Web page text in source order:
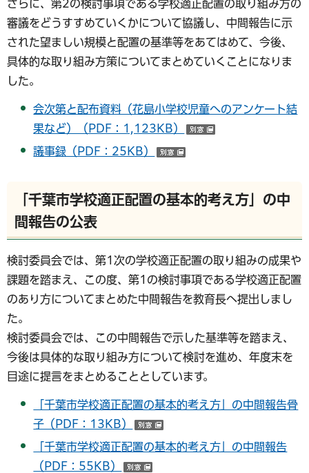
さらに、第2の検討事項である学校適正配置の取り組み方の
審議をどうすすめていくかについて協議し、中間報告に示
された望ましい規模と配置の基準等をあてはめて、今後、
具体的な取り組み方策についてまとめていくことになりま
した。
会次第と配布資料（花島小学校児童へのアンケート結
果など）（PDF：1,123KB）
議事録（PDF：25KB）
「千葉市学校適正配置の基本的考え方」の中
間報告の公表
検討委員会では、第1次の学校適正配置の取り組みの成果や
課題を踏まえ、この度、第1の検討事項である学校適正配置
のあり方についてまとめた中間報告を教育長へ提出しまし
た。
検討委員会では、この中間報告で示した基準等を踏まえ、
今後は具体的な取り組み方について検討を進め、年度末を
目途に提言をまとめることとしています。
「千葉市学校適正配置の基本的考え方」の中間報告骨
子（PDF：13KB）
「千葉市学校適正配置の基本的考え方」の中間報告
（PDF：55KB）